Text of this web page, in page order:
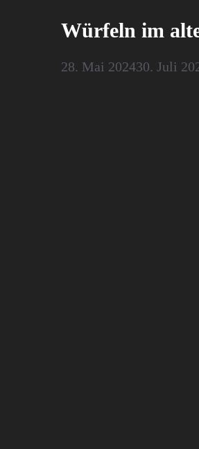
Würfeln im
28. Mai 202430. Juli